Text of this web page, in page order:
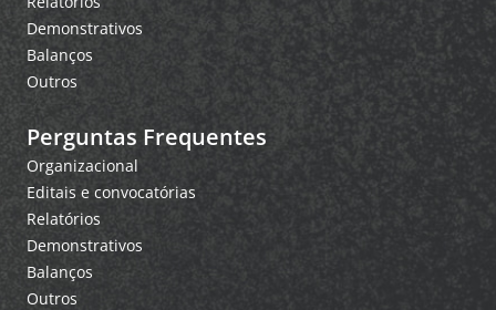
Demonstrativos
Balanços
Outros
Perguntas Frequentes
Organizacional
Editais e convocatórias
Relatórios
Demonstrativos
Balanços
Outros